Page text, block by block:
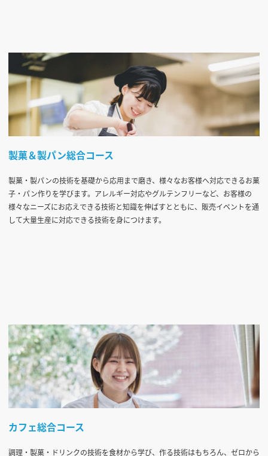
製菓＆製パン総合コース
製菓・製パンの技術を基礎から応用まで磨き、様々なお客様へ対応できるお菓
子・パン作りを学びます。アレルギー対応やグルテンフリーなど、お客様の
様々なニーズにお応えできる技術と知識を伸ばすとともに、販売イベントを通
して大量生産に対応できる技術を身につけます。
カフェ総合コース
調理・製菓・ドリンクの技術を食材から学び、作る技術はもちろん、ゼロから